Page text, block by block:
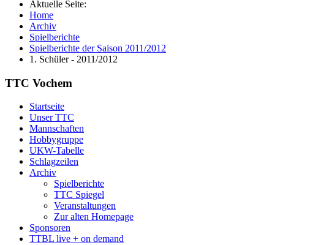
Aktuelle Seite:
Home
Archiv
Spielberichte
Spielberichte der Saison 2011/2012
1. Schüler - 2011/2012
TTC Vochem
Startseite
Unser TTC
Mannschaften
Hobbygruppe
UKW-Tabelle
Schlagzeilen
Archiv
Spielberichte
TTC Spiegel
Veranstaltungen
Zur alten Homepage
Sponsoren
TTBL live + on demand